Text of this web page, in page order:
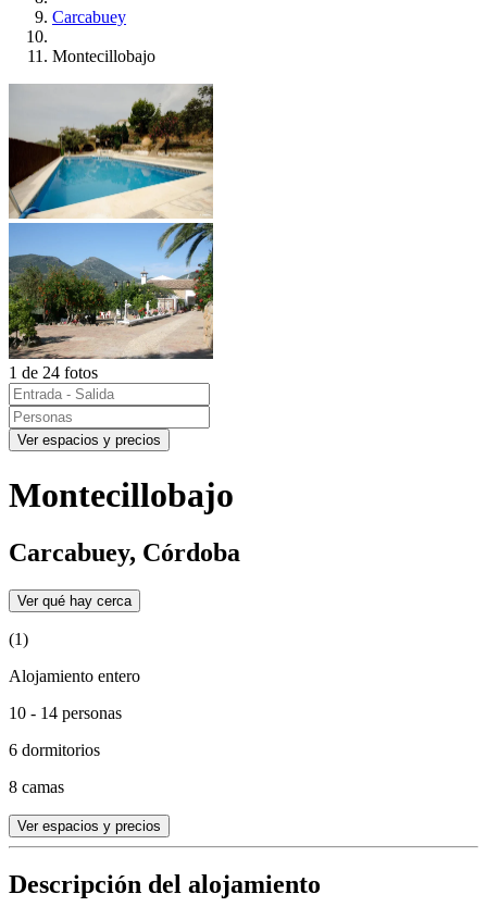
Carcabuey
Montecillobajo
1 de 24 fotos
Ver espacios y precios
Montecillobajo
Carcabuey, Córdoba
Ver qué hay cerca
(1)
Alojamiento entero
10 - 14 personas
6 dormitorios
8 camas
Ver espacios y precios
Descripción del alojamiento